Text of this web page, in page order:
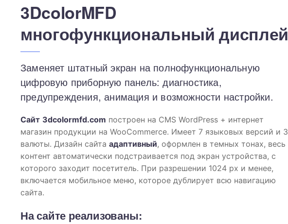
3DcolorMFD
многофункциональный дисплей
Заменяет штатный экран на полнофункциональную
цифровую приборную панель: диагностика,
предупреждения, анимация и возможности настройки.
Сайт 3dcolormfd.com построен на CMS WordPress + интернет
магазин продукции на WooCommerce. Имеет 7 языковых версий и 3
валюты. Дизайн сайта адаптивный, оформлен в темных тонах, весь
контент автоматически подстраивается под экран устройства, с
которого заходит посетитель. При разрешении 1024 px и менее,
включается мобильное меню, которое дублирует всю навигацию
сайта.
На сайте реализованы: